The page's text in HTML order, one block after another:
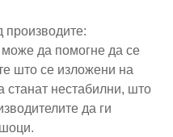
да помогне да се
што се изложени на
станат нестабилни, што
да ги